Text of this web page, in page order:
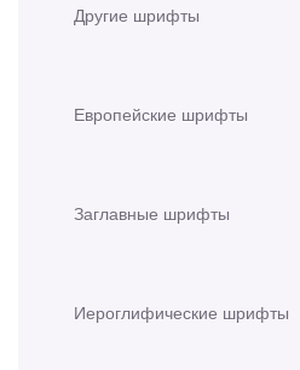
Другие шрифты
Европейские шрифты
Заглавные шрифты
Иероглифические шрифты